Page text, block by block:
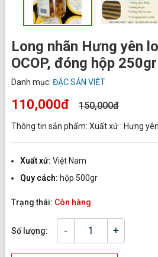
Long nhãn Hưng yên
OCOP, đóng hộp 250gr
Danh mục: ĐẶC SẢN VIỆT
110,000đ 150,000đ
Thông tin sản phẩm: Xuất xứ : Hưng
Xuất xứ: Việt Nam
Quy cách: hộp 500gr
Trạng thái: Còn hàng
Số lượng: - +